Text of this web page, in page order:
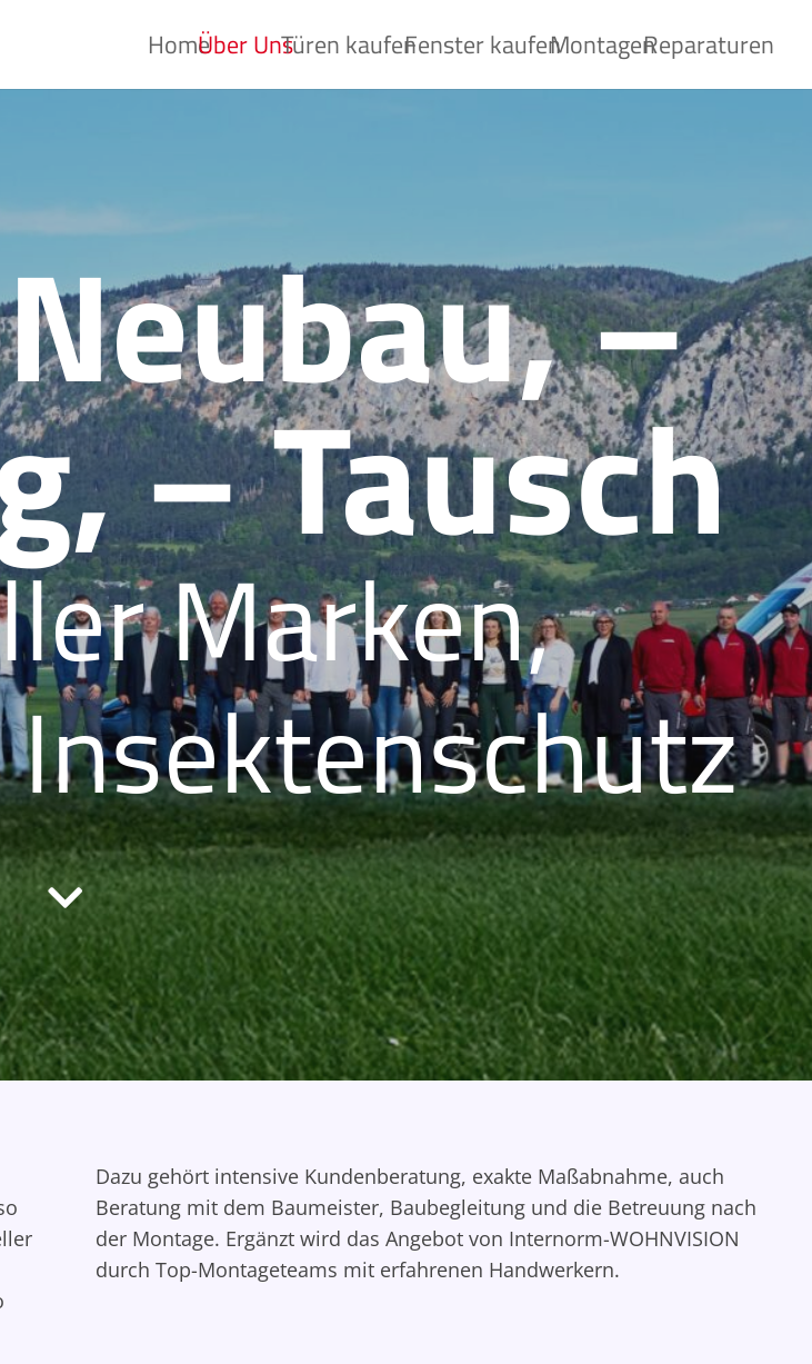
HomeÜber UnsTüren kaufenFenster kaufenMontagenReparaturen
–
– Tausch
Marken,
Dazu gehört intensive Kundenberatung, exakte Maßabnahme, auch
Beratung mit dem Baumeister, Baubegleitung und die Betreuung nach
der Montage. Ergänzt wird das Angebot von Internorm-WOHNVISION
durch Top-Montageteams mit erfahrenen Handwerkern.